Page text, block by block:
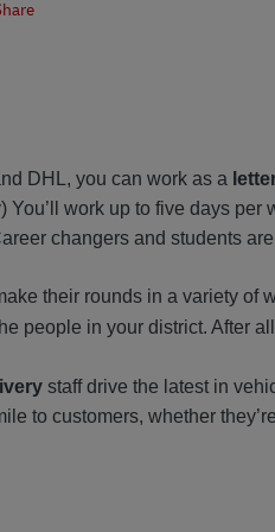
DHL, you can work as a
You’ll work up to five days
changers and students
their rounds in a variety of
people in your district. After
staff drive the latest in
to customers, whether